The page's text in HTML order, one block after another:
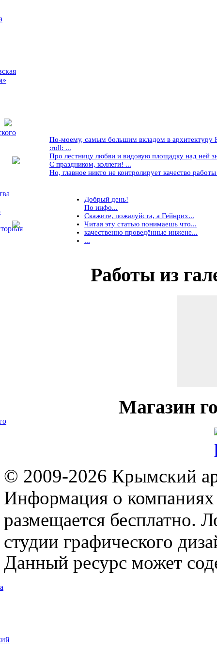
По-моему, самым большим вкладом в архитектуру
:roll: ...
Про лестницу любви и видовую площадку над ней
С праздником, коллеги! ...
Но, главное никто не контролирует качество
Добрый день!
По инфо...
Скажите, пожалуйста, а Гейнрих...
Читая эту статью понимаешь что...
качественно проведённые инжене...
...
Работыиз
Магазин
© 2009-2026 Крымский
Информация о компаниях
размещается бесплатно.
студии графического
Данный ресурс может